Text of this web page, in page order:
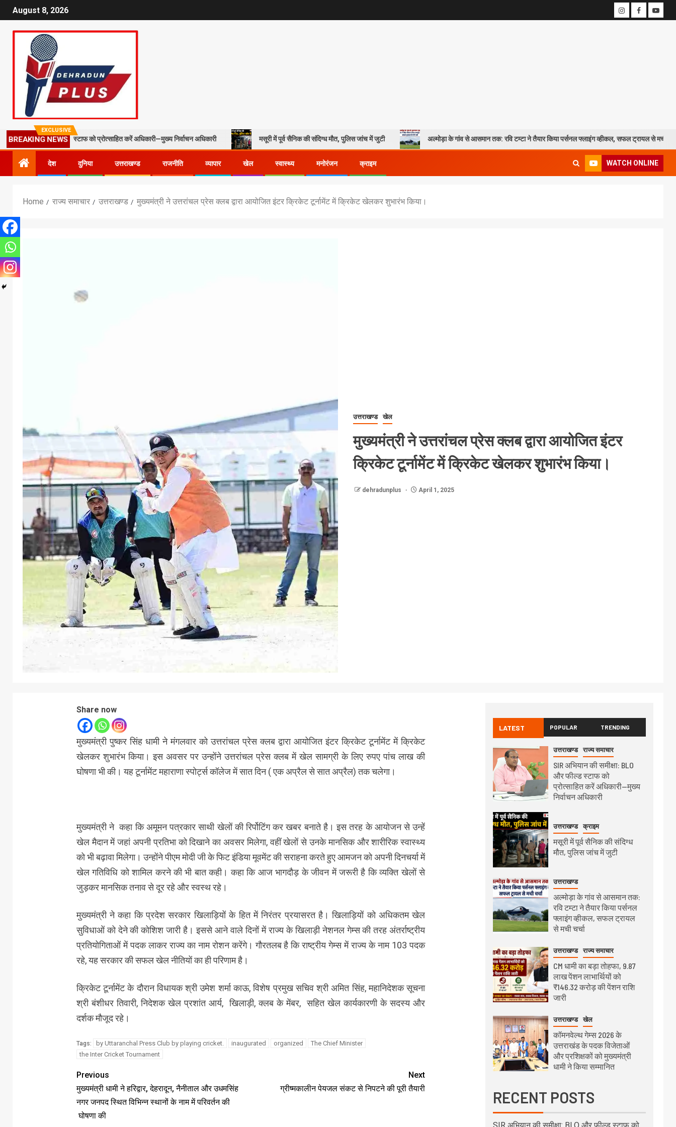
August 8, 2026
EXCLUSIVE
BREAKING NEWS
और फील्ड स्टाफ को प्रोत्साहित करें अधिकारी—मुख्य निर्वाचन अधिकारी मसूरी में पूर्व सैनिक की संदिग्ध मौत, पुलिस जांच में जुटी अल्मोड़ा के गांव से आसमान तक: रवि टम्टा ने तैयार किया पर्सनल फ्लाइंग व्हीकल, सफल ट्रायल से मची चर्चा
देश दुनिया उत्तराखण्ड राजनीति व्यापार खेल स्वास्थ्य मनोरंजन क्राइम WATCH ONLINE
Home राज्य समाचार उत्तराखण्ड मुख्यमंत्री ने उत्तरांचल प्रेस क्लब द्वारा आयोजित इंटर क्रिकेट टूर्नामेंट में क्रिकेट खेलकर शुभारंभ किया।
उत्तराखण्ड खेल
मुख्यमंत्री ने उत्तरांचल प्रेस क्लब द्वारा आयोजित इंटर
क्रिकेट टूर्नामेंट में क्रिकेट खेलकर शुभारंभ किया।
dehradunplus April 1, 2025
Share now
मुख्यमंत्री पुष्कर सिंह धामी ने मंगलवार को उत्तरांचल प्रेस क्लब द्वारा आयोजित इंटर क्रिकेट टूर्नामेंट में क्रिकेट
खेलकर शुभारंभ किया। इस अवसर पर उन्होंने उत्तरांचल प्रेस क्लब में खेल सामग्री के लिए रुपए पांच लाख की
घोषणा भी की। यह टूर्नामेंट महाराणा स्पोर्ट्स कॉलेज में सात दिन ( एक अप्रैल से सात अप्रैल) तक चलेगा।
मुख्यमंत्री ने कहा कि अमूमन पत्रकार साथी खेलों की रिर्पोटिंग कर खबर बनाते है। इस तरह के आयोजन से उन्हें
खेल मैदान में जहां अपनी प्रतिभा को दिखाने का अवसर मिलेगा, वहीं खेलों से उनके मानसिक और शारीरिक स्वास्थ्य
को भी बढ़ावा मिलेगा। उन्होंने पीएम मोदी जी के फिट इंडिया मूवमेंट की सराहना करते हुए आमजन को अपनी दिनचर्या में
खेल गतिविधि को शामिल करने की भी बात कही। कहा कि आज भागदौड़ के जीवन में जरूरी है कि व्यक्ति खेलों से
जुड़कर मानसिक तनाव से दूर रहे और स्वस्थ रहे।
मुख्यमंत्री ने कहा कि प्रदेश सरकार खिलाड़ियों के हित में निरंतर प्रयासरत है। खिलाड़ियों को अधिकतम खेल
सुविधाओं को देने की कोशिश जारी है। इससे आने वाले दिनों में राज्य के खिलाड़ी नेशनल गेम्स की तरह अंतर्राष्ट्रीय
प्रतियोगिताओं में पदक लाकर राज्य का नाम रोशन करेंगे। गौरतलब है कि राष्ट्रीय गेम्स में राज्य के नाम 103 पदक
रहे, यह सरकार की सफल खेल नीतियों का ही परिणाम है।
क्रिकेट टूर्नामेंट के दौरान विधायक श्री उमेश शर्मा काऊ, विशेष प्रमुख सचिव श्री अमित सिंह, महानिदेशक सूचना
श्री बंशीधर तिवारी, निदेशक खेल प्रशांत आर्य, खिलाड़ी, क्लब के मेंबर, सहित खेल कार्यकारणी के सदस्य और
दर्शक मौजूद रहे।
Tags: by Uttaranchal Press Club by playing cricket. inaugurated organized
The Chief Minister
the Inter Cricket Tournament
Previous
मुख्यमंत्री धामी ने हरिद्वार, देहरादून, नैनीताल और उधमसिंह
नगर जनपद स्थित विभिन्न स्थानों के नाम में परिवर्तन की
घोषणा की
Next
ग्रीष्मकालीन पेयजल संकट से निपटने की पूरी तैयारी
LATEST POPULAR TRENDING
उत्तराखण्ड राज्य समाचार
SIR अभियान की समीक्षा: BLO
और फील्ड स्टाफ को
प्रोत्साहित करें अधिकारी—मुख्य
निर्वाचन अधिकारी
उत्तराखण्ड क्राइम
मसूरी में पूर्व सैनिक की संदिग्ध
मौत, पुलिस जांच में जुटी
उत्तराखण्ड
अल्मोड़ा के गांव से आसमान तक:
रवि टम्टा ने तैयार किया पर्सनल
फ्लाइंग व्हीकल, सफल ट्रायल
से मची चर्चा
उत्तराखण्ड राज्य समाचार
CM धामी का बड़ा तोहफा, 9.87
लाख पेंशन लाभार्थियों को
₹146.32 करोड़ की पेंशन राशि
जारी
उत्तराखण्ड खेल
कॉमनवेल्थ गेम्स 2026 के
उत्तराखंड के पदक विजेताओं
और प्रशिक्षकों को मुख्यमंत्री
धामी ने किया सम्मानित
RECENT POSTS
SIR अभियान की समीक्षा: BLO और फील्ड स्टाफ को